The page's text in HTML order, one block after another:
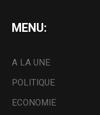
MENU:
A LA UNE
POLITIQUE
ECONOMIE